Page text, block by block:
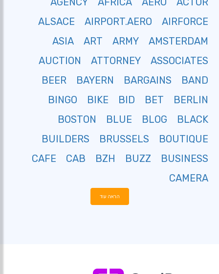
AIRFORCE
AIRPORT.AERO
ALSACE
AMSTERDAM
ARMY
ART
ASIA
ASSOCIATES
ATTORNEY
AUCTION
BAND
BARGAINS
BAYERN
BEER
BERLIN
BET
BID
BIKE
BINGO
BLACK
BLOG
BLUE
BOSTON
BOUTIQUE
BRUSSELS
BUILDERS
BUSINESS
BUZZ
BZH
CAB
CAFE
CAMERA
הראה עוד